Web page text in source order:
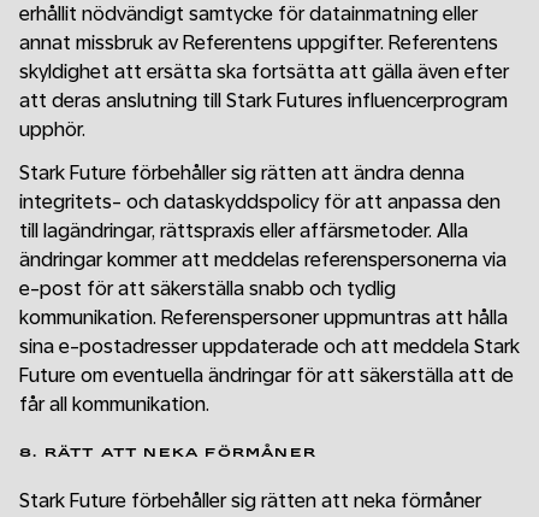
erhållit nödvändigt samtycke för datainmatning eller
annat missbruk av Referentens uppgifter. Referentens
skyldighet att ersätta ska fortsätta att gälla även efter
att deras anslutning till Stark Futures influencerprogram
upphör.
Stark Future förbehåller sig rätten att ändra denna
integritets- och dataskyddspolicy för att anpassa den
till lagändringar, rättspraxis eller affärsmetoder. Alla
ändringar kommer att meddelas referenspersonerna via
e-post för att säkerställa snabb och tydlig
kommunikation. Referenspersoner uppmuntras att hålla
sina e-postadresser uppdaterade och att meddela Stark
Future om eventuella ändringar för att säkerställa att de
får all kommunikation.
8. RÄTT ATT NEKA FÖRMÅNER
Stark Future förbehåller sig rätten att neka förmåner